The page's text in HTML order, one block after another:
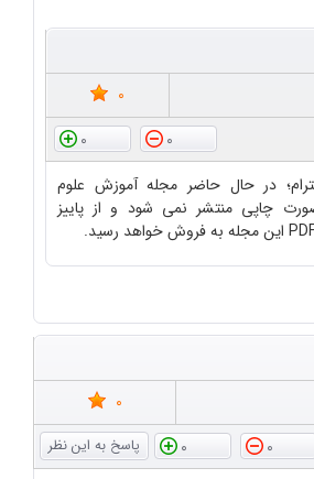
0
0
0
در حال حاضر مجله آموزش علوم
چاپی منتشر نمی شود و از پاییز
0
0
0